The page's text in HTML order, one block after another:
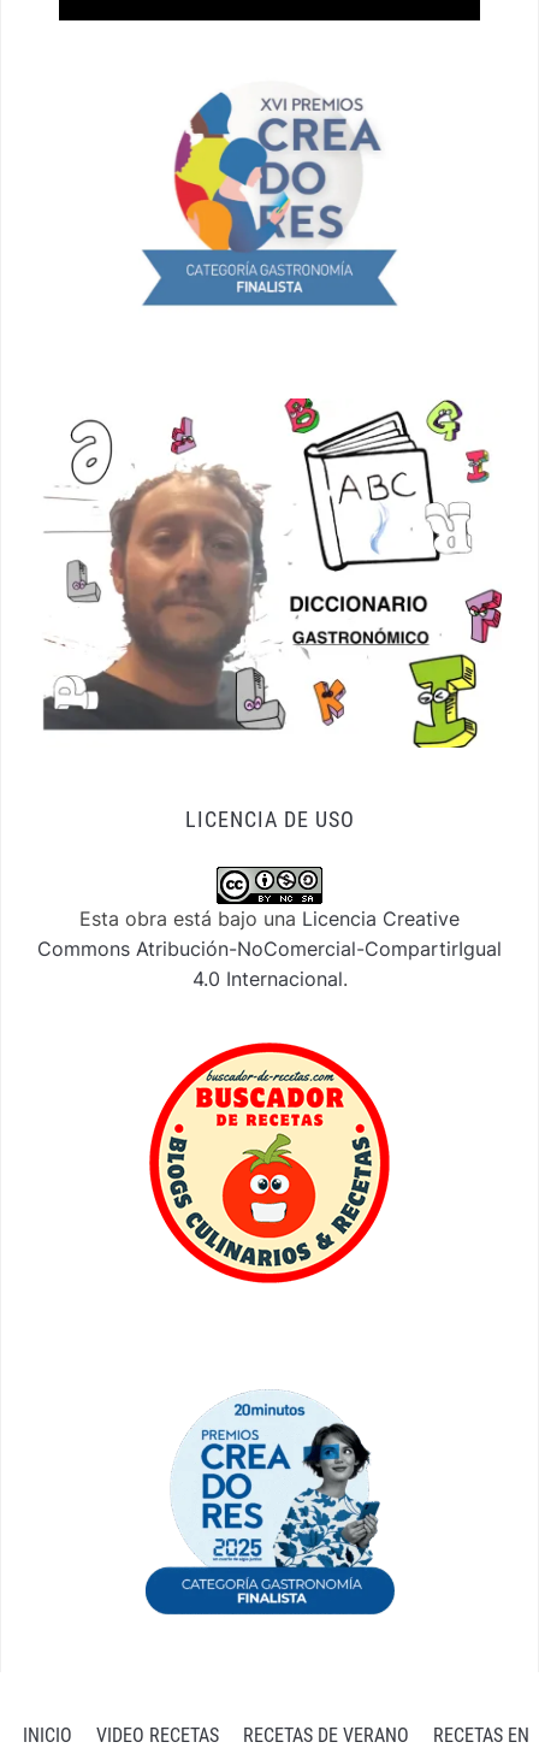
LICENCIA DE USO
Esta obra está bajo una Licencia Creative
Commons Atribución-NoComercial-CompartirIgual
4.0 Internacional.
INICIO VIDEO RECETAS RECETAS DE VERANO RECETAS EN